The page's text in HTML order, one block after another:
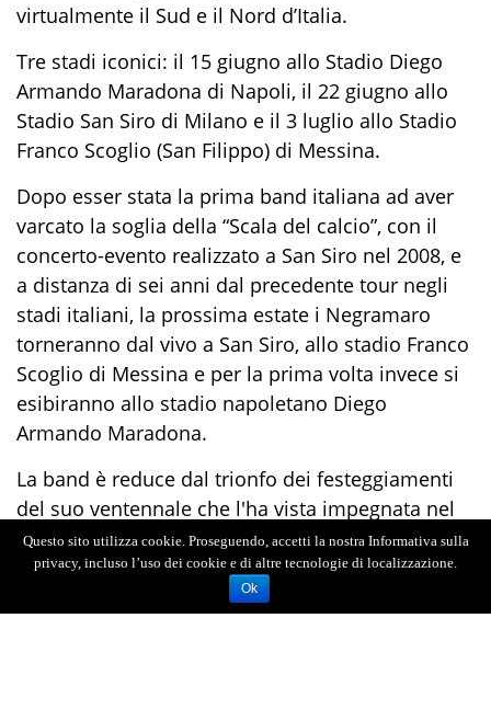
virtualmente il Sud e il Nord d’Italia.
Tre stadi iconici: il 15 giugno allo Stadio Diego
Armando Maradona di Napoli, il 22 giugno allo
Stadio San Siro di Milano e il 3 luglio allo Stadio
Franco Scoglio (San Filippo) di Messina.
Dopo esser stata la prima band italiana ad aver
varcato la soglia della “Scala del calcio”, con il
concerto-evento realizzato a San Siro nel 2008, e
a distanza di sei anni dal precedente tour negli
stadi italiani, la prossima estate i Negramaro
torneranno dal vivo a San Siro, allo stadio Franco
Scoglio di Messina e per la prima volta invece si
esibiranno allo stadio napoletano Diego
Armando Maradona.
La band è reduce dal trionfo dei festeggiamenti
del suo ventennale che l'ha vista impegnata nel
lungo tour estivo N20, un sold out dopo l’altro in
tutte le date, e con l'uscita del docufilm evento,
presentato in anteprima alla Festa del Cinema di
Questo sito utilizza cookie. Proseguendo, accetti la nostra Informativa sulla
privacy, incluso l’uso dei cookie e di altre tecnologie di localizzazione.
Ok